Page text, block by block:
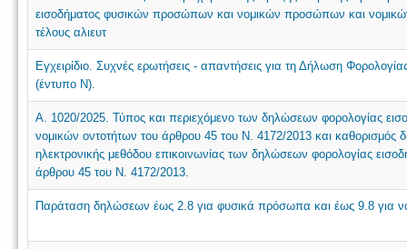
εισοδήματος φυσικών προσώπων και νομικών προσώπων και
τέλους αλιευτ
Εγχειρίδιο. Συχνές ερωτήσεις - απαντήσεις για τη Δήλωση
(έντυπο Ν).
Α. 1020/2025. Τύπος και περιεχόμενο των δηλώσεων φορολογίας
νομικών οντοτήτων του άρθρου 45 του Ν. 4172/2013 και καθορισμός
ηλεκτρονικής μεθόδου επικοινωνίας των δηλώσεων φορολογίας
άρθρου 45 του Ν. 4172/2013.
Παράταση δηλώσεων έως 2.8 για φυσικά πρόσωπα και έως 9.8 για